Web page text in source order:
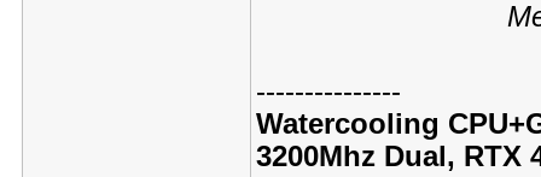
---------------
Watercooling
3200Mhz Dual, RTX